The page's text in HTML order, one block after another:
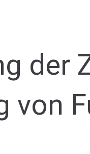
der
von